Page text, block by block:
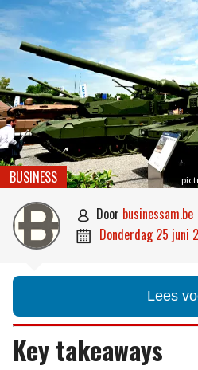
BUSINESS
 door businessam.be
 donderdag 25 juni
Lees
Key takeaways